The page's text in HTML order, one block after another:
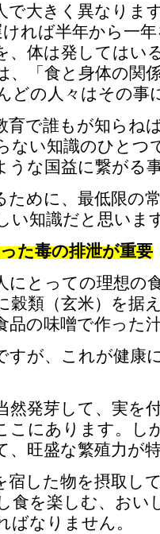
大きく異なりま
れば半年から一
、体は発してはい
、「食と身体の関
どの人々はその事
で誰もが知らね
ない知識のひとつ
うな国益に繋がる
めに、最低限の
い知識だと思いま
た毒の排泄が重要
とっての理想の
穀類（玄米）を据
品の味噌で作った
が、これが健康
発芽して、実を
こにあります。し
、旺盛な繁殖力が
した物を摂取し
食を楽しむ、おい
ばなりません。